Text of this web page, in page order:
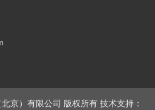
[7]
京）有限公司 版权所有 技术支持：